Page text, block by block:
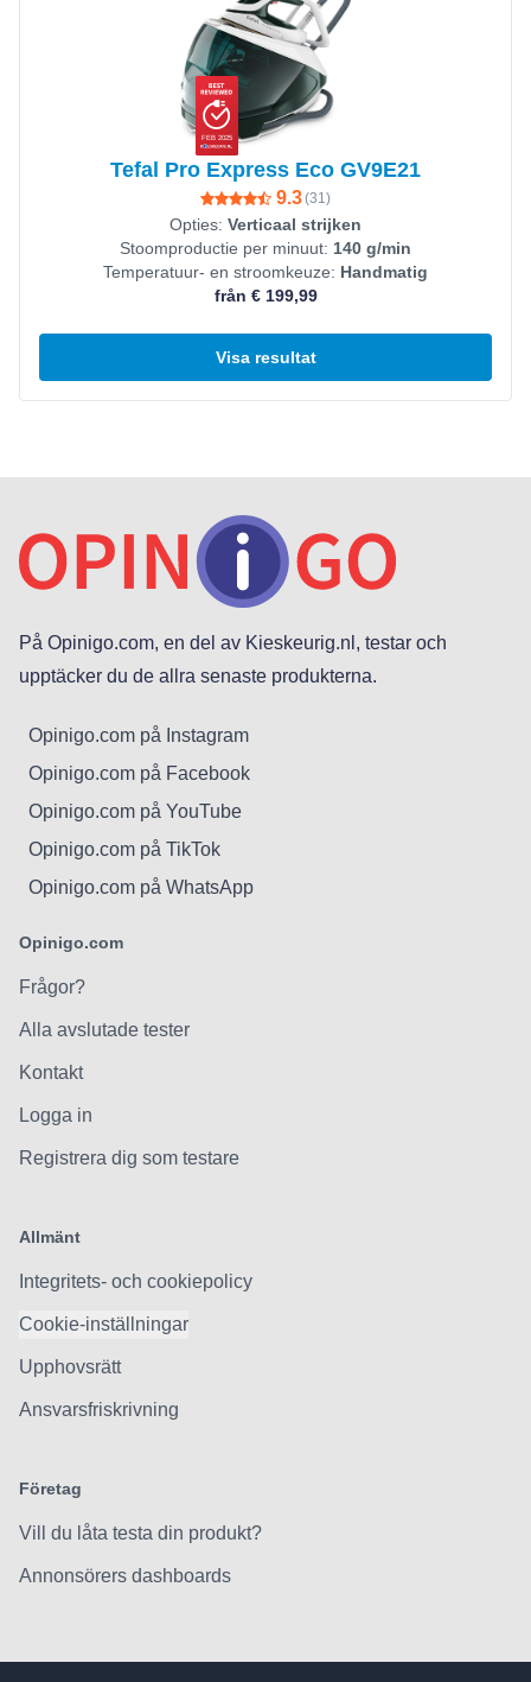
FEB 2025
Tefal Pro Express Eco GV9E21
9.3(31 )
Opties: Verticaal strijken
Stoomproductie per minuut: 140 g/min
Temperatuur- en stroomkeuze: Handmatig
från € 199,99
Visa resultat
På Opinigo.com, en del av Kieskeurig.nl, testar och
upptäcker du de allra senaste produkterna.
Opinigo.com på Instagram
Opinigo.com på Facebook
Opinigo.com på YouTube
Opinigo.com på TikTok
Opinigo.com på WhatsApp
Opinigo.com
Frågor?
Alla avslutade tester
Kontakt
Logga in
Registrera dig som testare
Allmänt
Integritets- och cookiepolicy
Cookie-inställningar
Upphovsrätt
Ansvarsfriskrivning
Företag
Vill du låta testa din produkt?
Annonsörers dashboards